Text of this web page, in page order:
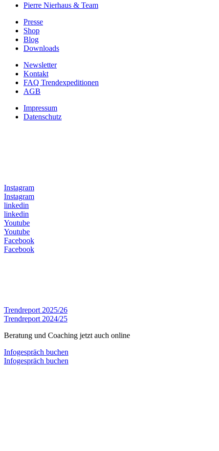
Pierre Nierhaus & Team
Presse
Shop
Blog
Downloads
Newsletter
Kontakt
FAQ Trendexpeditionen
AGB
Impressum
Datenschutz
Instagram
Instagram
linkedin
linkedin
Youtube
Youtube
Facebook
Facebook
Trendreport 2025/26
Trendreport 2024/25
Beratung und Coaching jetzt auch online
Infogespräch buchen
Infogespräch buchen